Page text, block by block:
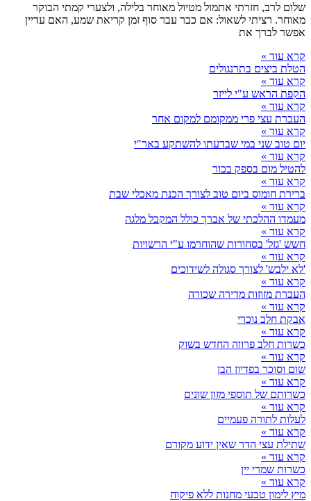
שלום לרב, חזרתי אתמול מטיול מאוחר בלילה, ולצערי קמתי הבוקר
מאוחר. רציתי לשאול: אם כבר עבר סוף זמן קריאת שמע, האם עדיין
אפשר לברך את
קרא עוד »
הטלת ביצים בתרנגולים
קרא עוד »
הקפת הראש ע"י לייזר
קרא עוד »
העברת עצי פרי ממקומם למקום אחר
קרא עוד »
יום טוב שני במי שבדעתו להשתקע באר"י
קרא עוד »
להטיל מום בספק בכור
קרא עוד »
ברירת חומוס ביום טוב לצורך הכנת מאכלי שבת
קרא עוד »
מעמדו ההלכתי של אברך כולל המקבל מלגה
קרא עוד »
חשש 'גזל' בסחורות שהוחרמו ע"י הרשויות
קרא עוד »
'לא ילבש' לצורך סגולה לשידוכים
קרא עוד »
העברת מזוזות מדירה שכורה
קרא עוד »
אבקת חלב נוכרי
קרא עוד »
כשרות חלב פרווה החדש בשוק
קרא עוד »
שום וסוכר בפדיון הבן
קרא עוד »
כשרותם של תוספי מזון שונים
קרא עוד »
לעלות לתורה פעמיים
קרא עוד »
שתילת עצי הדר שאין ידוע מקורם
קרא עוד »
כשרות שמרי יין
קרא עוד »
מיץ לימון טבעי מחנות ללא פיקוח